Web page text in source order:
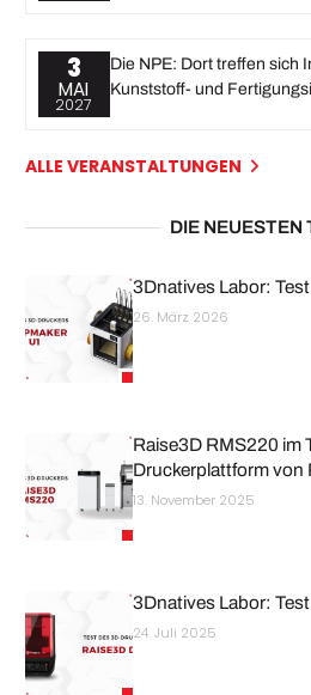
3
MAI
2027
Die NPE: Dort treffen sich
Kunststoff- und
ALLE VERANSTALTUNGEN
DIE NEUESTEN
3Dnatives Labor:
26. März 2026
Raise3D RMS220 im
Druckerplattform von
13. November 2025
3Dnatives Labor:
24. Juli 2025